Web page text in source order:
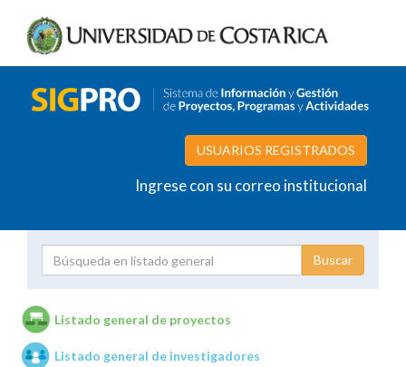
USUARIOS REGISTRADOS
Ingrese con su correo institucional
Unidades de investigación
Listado general de proyectos
Listado general de investigadores